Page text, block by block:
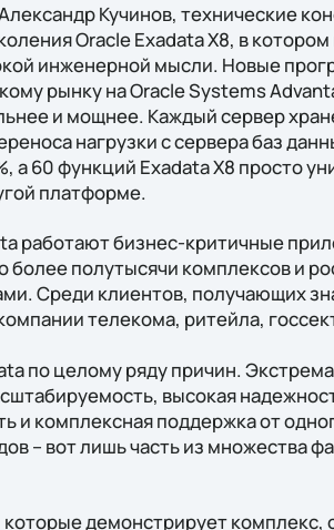
Кучинов, технические
Oracle Exadata X8, в
инженерной мысли. Новые
рынку на Oracle Systems
и мощнее. Каждый сервер
нагрузки с сервера баз
а 60 функций Exadata X8 просто
платформе.
работают бизнес-критичные
более полутысячи комплексов и
Среди клиентов, получающих
телекома, ритейла,
по целому ряду причин.
высокая
и комплексная поддержка от
– вот лишь часть из множества
демонстрирует комплекс,